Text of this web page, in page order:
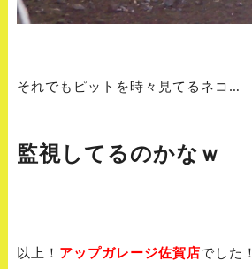
それでもピットを時々見てるネコ…
監視してるのかなｗ
以上！ アップガレージ佐賀店でした！